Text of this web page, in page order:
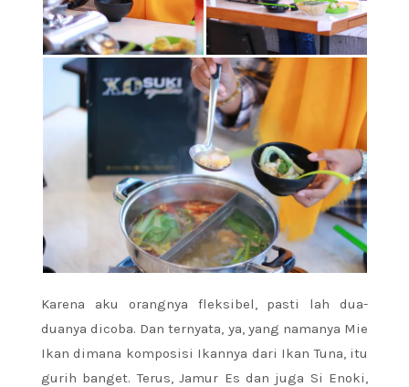
Karena aku orangnya fleksibel, pasti lah dua-
duanya dicoba. Dan ternyata, ya, yang namanya Mie
Ikan dimana komposisi Ikannya dari Ikan Tuna, itu
gurih banget. Terus, Jamur Es dan juga Si Enoki,